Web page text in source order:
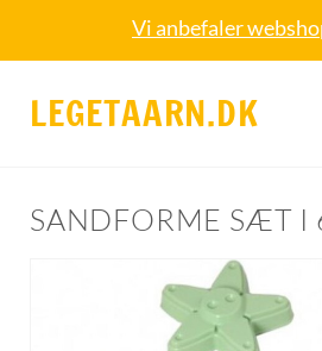
Vi anbefaler
LEGETAARN.DK
SANDFORME SÆT I